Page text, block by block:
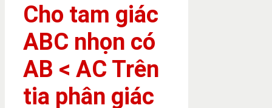
Cho tam giác
ABC nhọn có
AB < AC Trên
tia phân giác